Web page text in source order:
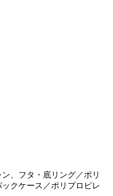
、フタ・底リング／ポリ
クケース／ポリプロピレ